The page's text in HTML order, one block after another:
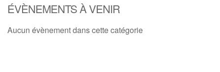
ÉVÈNEMENTS À VENIR
Aucun évènement dans cette catégorie